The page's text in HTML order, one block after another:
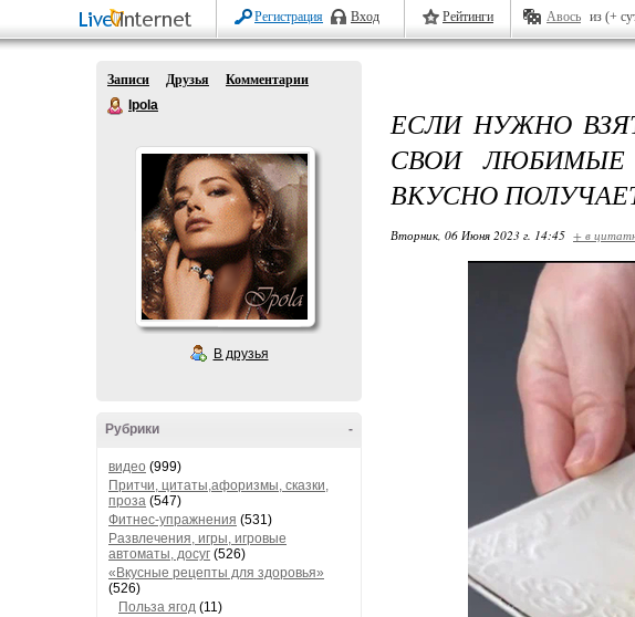
Регистрация Вход Рейтинги Авось из (+
Записи Друзья
Комментарии
Ipola
В друзья
-
Рубрики
видео (999)
Притчи, цитаты,афоризмы, сказки,
проза (547)
Фитнес-упражнения (531)
Развлечения, игры, игровые
автоматы, досуг (526)
«Вкусные рецепты для здоровья»
(526)
Польза ягод (11)
ЕСЛИ НУЖНО
СВОИ
ВКУСНО
Вторник, 06 Июня 2023 г. 14:45 + в